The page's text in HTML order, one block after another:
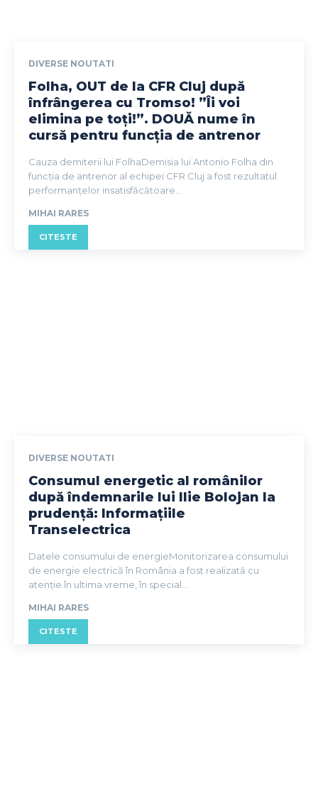
DIVERSE NOUTATI
Folha, OUT de la CFR Cluj după
înfrângerea cu Tromso! ”Îi voi
elimina pe toți!”. DOUĂ nume în
cursă pentru funcția de antrenor
Cauza demiterii lui FolhaDemisia lui Antonio Folha din
funcția de antrenor al echipei CFR Cluj a fost rezultatul
performanțelor insatisfăcătoare...
MIHAI RARES
CITESTE
DIVERSE NOUTATI
Consumul energetic al românilor
după îndemnarile lui Ilie Bolojan la
prudență: Informațiile
Transelectrica
Datele consumului de energieMonitorizarea consumului
de energie electrică în România a fost realizată cu
atenție în ultima vreme, în special...
MIHAI RARES
CITESTE